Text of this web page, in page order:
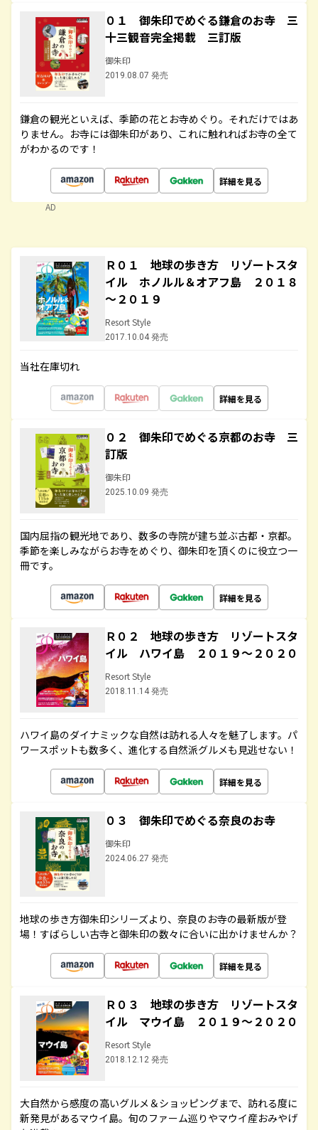
０１ 御朱印でめぐる鎌倉のお寺 三
十三観音完全掲載 三訂版
御朱印
2019.08.07 発売
鎌倉の観光といえば、季節の花とお寺めぐり。それだけではあ
りません。お寺には御朱印があり、これに触れればお寺の全て
がわかるのです！
詳細を見る
AD
Ｒ０１ 地球の歩き方 リゾートスタ
イル ホノルル＆オアフ島 ２０１８
～２０１９
Resort Style
2017.10.04 発売
当社在庫切れ
詳細を見る
０２ 御朱印でめぐる京都のお寺 三
訂版
御朱印
2025.10.09 発売
国内屈指の観光地であり、数多の寺院が建ち並ぶ古都・京都。
季節を楽しみながらお寺をめぐり、御朱印を頂くのに役立つ一
冊です。
詳細を見る
Ｒ０２ 地球の歩き方 リゾートスタ
イル ハワイ島 ２０１９～２０２０
Resort Style
2018.11.14 発売
ハワイ島のダイナミックな自然は訪れる人々を魅了します。パ
ワースポットも数多く、進化する自然派グルメも見逃せない！
詳細を見る
０３ 御朱印でめぐる奈良のお寺
御朱印
2024.06.27 発売
地球の歩き方御朱印シリーズより、奈良のお寺の最新版が登
場！すばらしい古寺と御朱印の数々に合いに出かけませんか？
詳細を見る
Ｒ０３ 地球の歩き方 リゾートスタ
イル マウイ島 ２０１９～２０２０
Resort Style
2018.12.12 発売
大自然から感度の高いグルメ＆ショッピングまで、訪れる度に
新発見があるマウイ島。旬のファーム巡りやマウイ産おみやげ